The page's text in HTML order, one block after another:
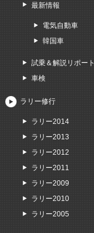
最新情報
電気自動車
韓国車
試乗＆解説リポート
車検
ラリー修行
ラリー2014
ラリー2013
ラリー2012
ラリー2011
ラリー2009
ラリー2010
ラリー2005